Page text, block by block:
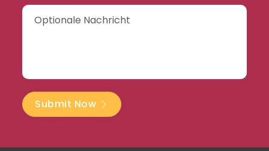
Submit Now